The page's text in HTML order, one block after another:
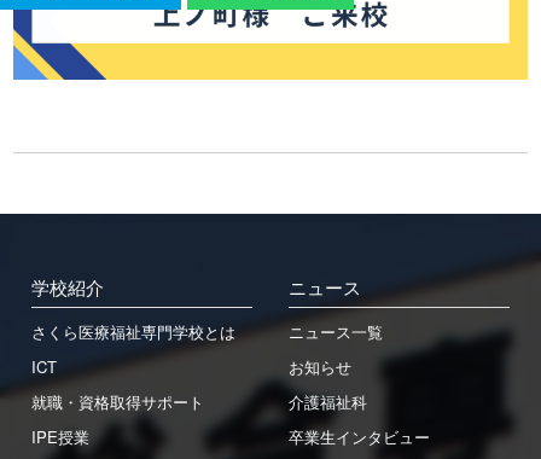
学校紹介
さくら医療福祉専門学校とは
ICT
就職・資格取得サポート
IPE授業
ニュース
ニュース一覧
お知らせ
介護福祉科
卒業生インタビュー